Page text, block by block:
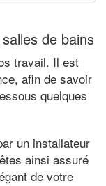
de bains
travail. Il est
afin de savoir
quelques
un installateur
ainsi assuré
de votre